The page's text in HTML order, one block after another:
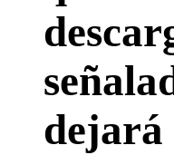
dejará